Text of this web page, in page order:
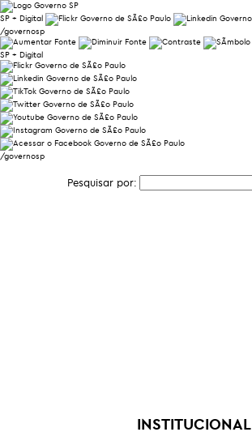
SP + Digital
/governosp
SP + Digital
/governosp
Pesquisar por:
INSTITUCIONAL